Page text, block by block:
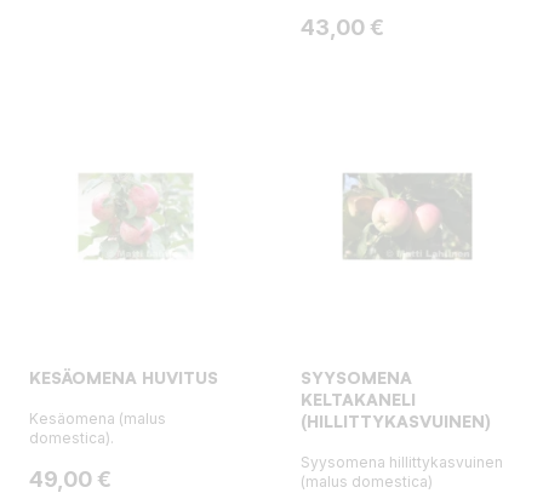
Hinta
43,00 €
KESÄOMENA HUVITUS
Kesäomena (malus
domestica).
Hinta
49,00 €
SYYSOMENA
KELTAKANELI
(HILLITTYKASVUINEN)
Syysomena hillittykasvuinen
(malus domestica)